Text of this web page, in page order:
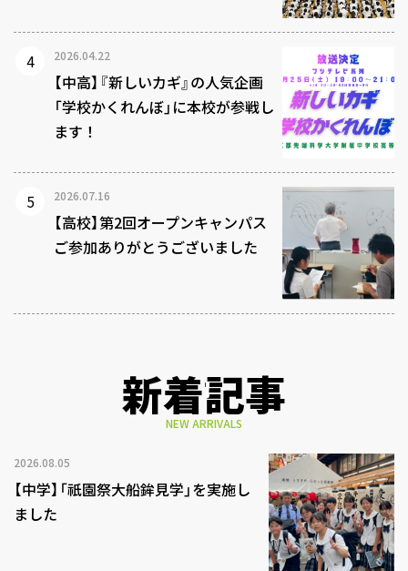
2026.04.22
【中高】『新しいカギ』の人気企画
「学校かくれんぼ」に本校が参戦し
ます！
2026.07.16
【高校】第2回オープンキャンパス
ご参加ありがとうございました
新着記事
NEW ARRIVALS
2026.08.05
【中学】「祇園祭大船鉾見学」を実施し
ました